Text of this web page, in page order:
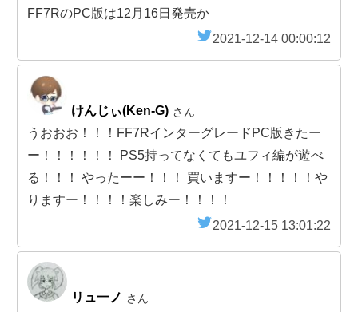
FF7RのPC版は12月16日発売か
2021-12-14 00:00:12
けんじぃ(Ken-G) さん
うおおお！！！FF7RインターグレードPC版きたー
ー！！！！！！ PS5持ってなくてもユフィ編が遊べ
る！！！ やったーー！！！ 買いますー！！！！！や
りますー！！！！楽しみー！！！！
2021-12-15 13:01:22
リュ一ノ さん